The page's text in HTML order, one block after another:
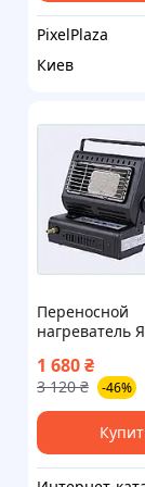
PixelPlaza
Киев
Переносной
нагреватель
кемпинга
1 680₴
3 120 ₴ -46%